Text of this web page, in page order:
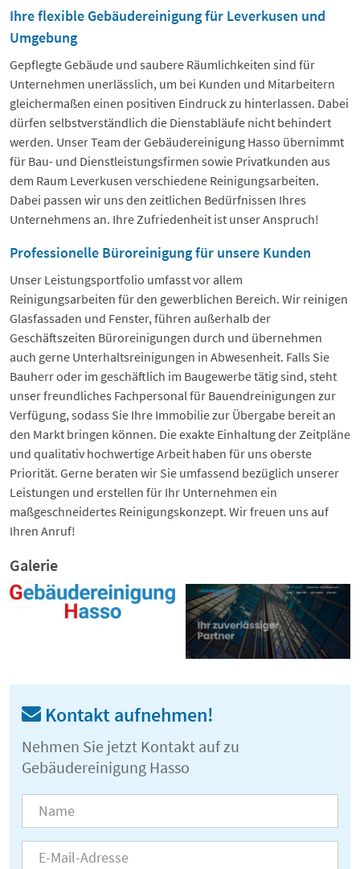
Ihre flexible Gebäudereinigung für Leverkusen und
Umgebung
Gepflegte Gebäude und saubere Räumlichkeiten sind für
Unternehmen unerlässlich, um bei Kunden und Mitarbeitern
gleichermaßen einen positiven Eindruck zu hinterlassen. Dabei
dürfen selbstverständlich die Dienstabläufe nicht behindert
werden. Unser Team der Gebäudereinigung Hasso übernimmt
für Bau- und Dienstleistungsfirmen sowie Privatkunden aus
dem Raum Leverkusen verschiedene Reinigungsarbeiten.
Dabei passen wir uns den zeitlichen Bedürfnissen Ihres
Unternehmens an. Ihre Zufriedenheit ist unser Anspruch!
Professionelle Büroreinigung für unsere Kunden
Unser Leistungsportfolio umfasst vor allem
Reinigungsarbeiten für den gewerblichen Bereich. Wir reinigen
Glasfassaden und Fenster, führen außerhalb der
Geschäftszeiten Büroreinigungen durch und übernehmen
auch gerne Unterhaltsreinigungen in Abwesenheit. Falls Sie
Bauherr oder im geschäftlich im Baugewerbe tätig sind, steht
unser freundliches Fachpersonal für Bauendreinigungen zur
Verfügung, sodass Sie Ihre Immobilie zur Übergabe bereit an
den Markt bringen können. Die exakte Einhaltung der Zeitpläne
und qualitativ hochwertige Arbeit haben für uns oberste
Priorität. Gerne beraten wir Sie umfassend bezüglich unserer
Leistungen und erstellen für Ihr Unternehmen ein
maßgeschneidertes Reinigungskonzept. Wir freuen uns auf
Ihren Anruf!
Galerie
Kontakt aufnehmen!
Nehmen Sie jetzt Kontakt auf zu
Gebäudereinigung Hasso